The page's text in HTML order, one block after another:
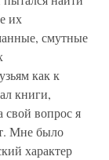
их
смутные
как к
книги,
свой вопрос я
Мне было
характер